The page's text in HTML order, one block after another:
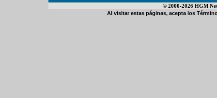
© 2000-2026 HGM
Al visitar estas páginas, acepta los